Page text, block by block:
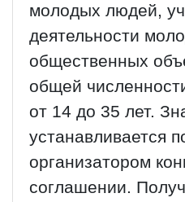
молодых людей,
деятельности
общественных
общей
от 14 до 35 лет.
устанавливается
организатором
соглашении.